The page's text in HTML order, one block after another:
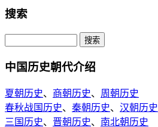
搜索
中国历史朝代介绍
夏朝历史、 商朝历史、 周朝历史
春秋战国历史、 秦朝历史、 汉朝历史
三国历史、 晋朝历史、 南北朝历史